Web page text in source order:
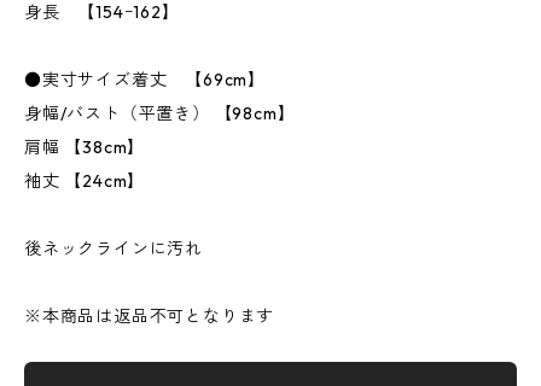
身長 【154ｰ162】
●実寸サイズ着丈 【69cm】
身幅/バスト（平置き） 【98cm】
肩幅 【38cm】
袖丈 【24cm】
後ネックラインに汚れ
※本商品は返品不可となります